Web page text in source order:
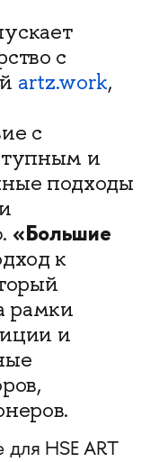
с
artz.work,
с
и
подходы
«Большие
к
рамки
и
HSE ART